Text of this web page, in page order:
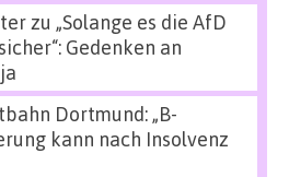
zu „Solange es die AfD
Gedenken an
Dortmund: „B-
kann nach Insolvenz